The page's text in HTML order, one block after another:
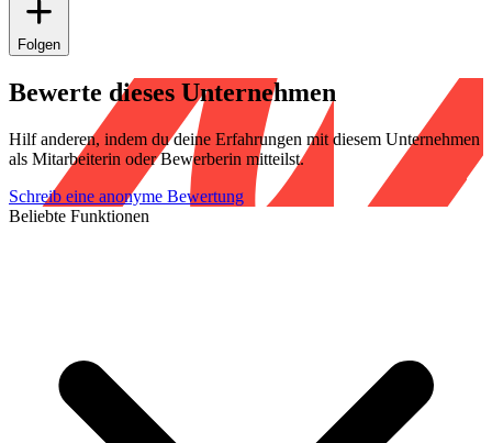
Folgen
Bewerte dieses Unternehmen
Hilf anderen, indem du deine Erfahrungen mit diesem Unternehmen
als Mitarbeiterin oder Bewerberin mitteilst.
Schreib eine anonyme Bewertung
Beliebte Funktionen